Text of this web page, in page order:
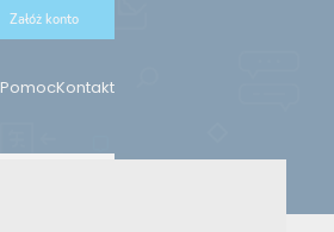
Załóż konto
PomocKontakt